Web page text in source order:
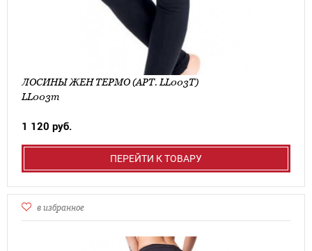
ЛОСИНЫ ЖЕН ТЕРМО (АРТ. LL003Т)
LL003т
1 120 руб.
ПЕРЕЙТИ К ТОВАРУ
в избранное